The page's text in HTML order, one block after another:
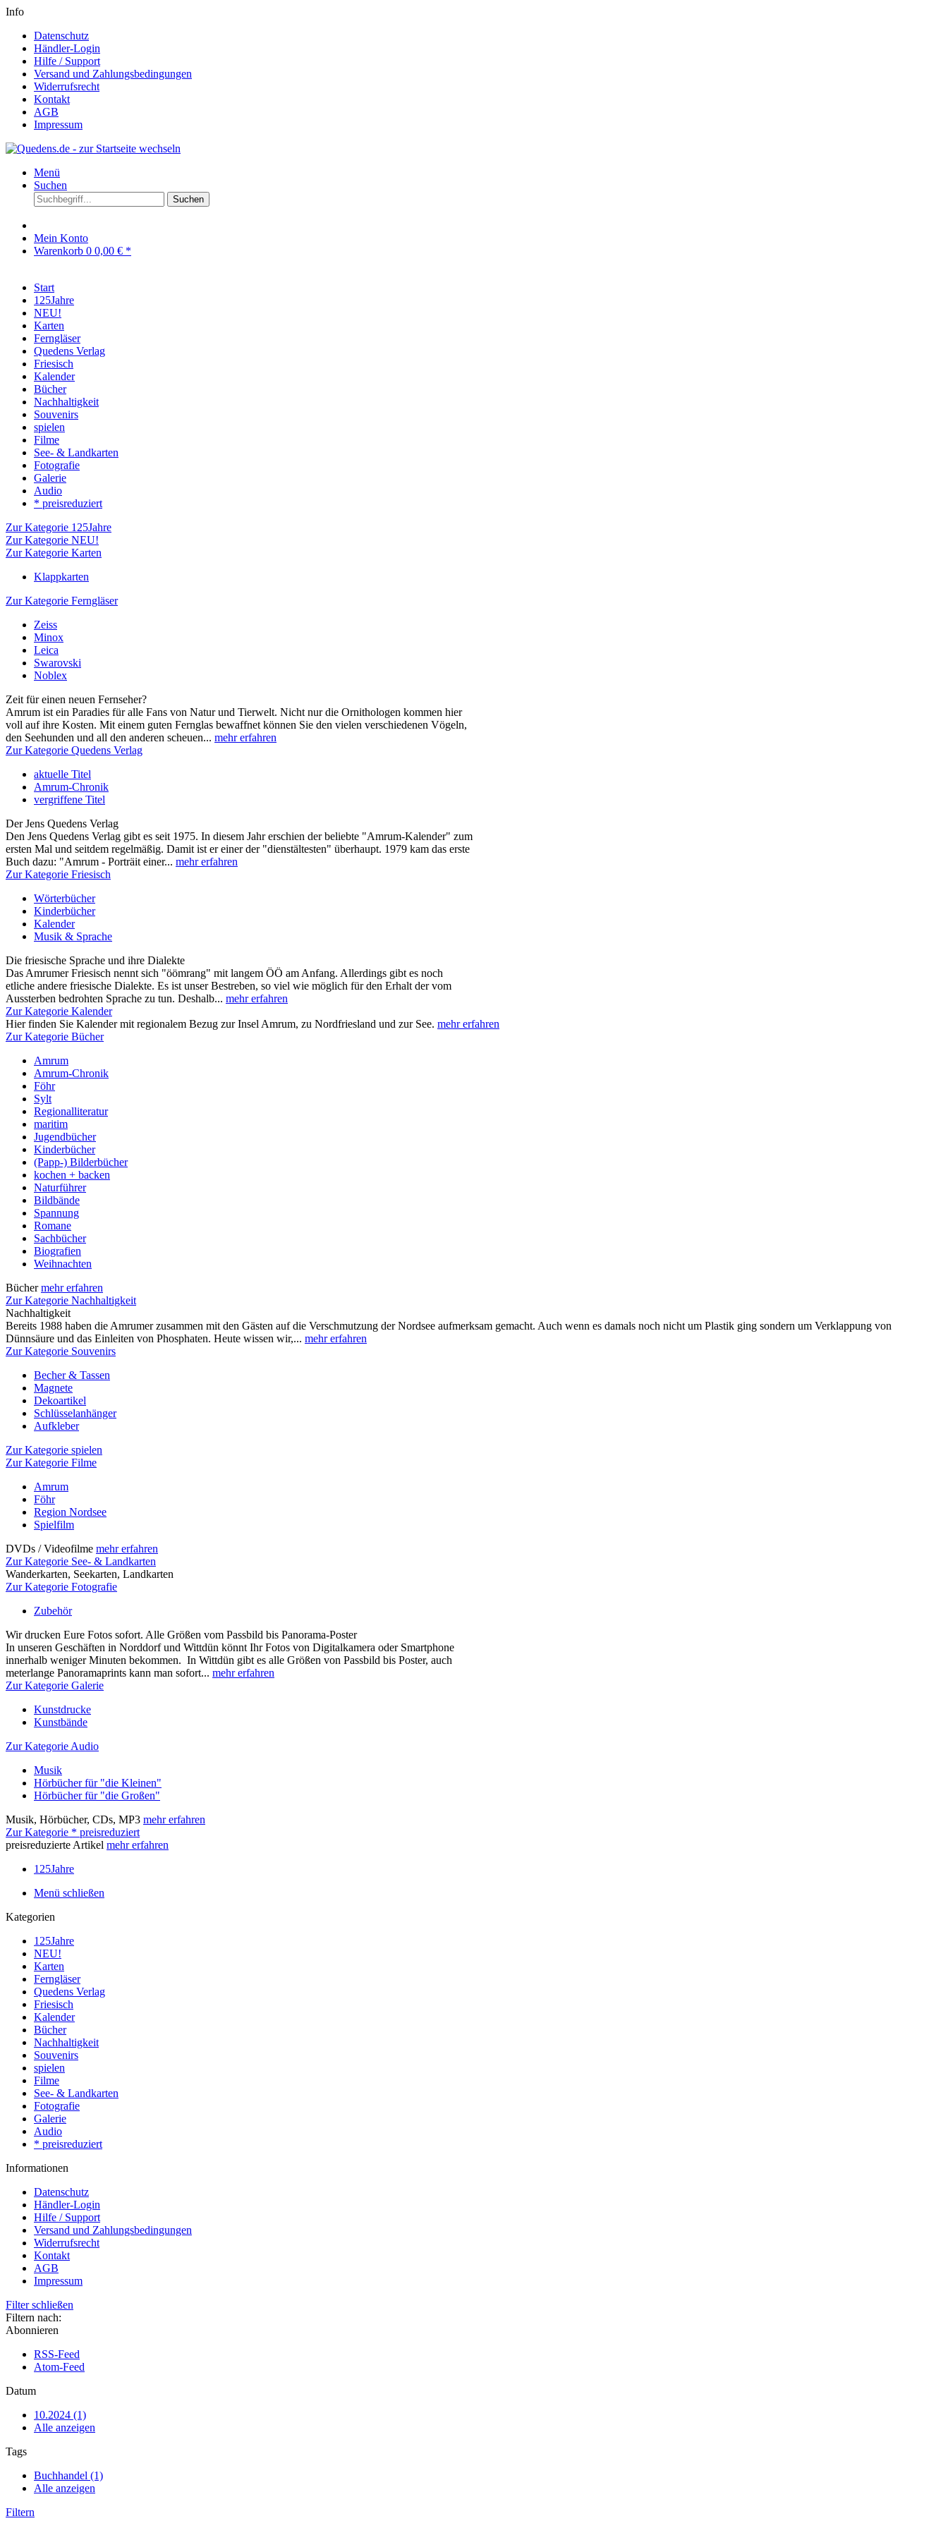
Info
Datenschutz
Händler-Login
Hilfe / Support
Versand und Zahlungsbedingungen
Widerrufsrecht
Kontakt
AGB
Impressum
Menü
Suchen
Suchen
Mein Konto
Warenkorb 0 0,00 € *
Start
125Jahre
NEU!
Karten
Ferngläser
Quedens Verlag
Friesisch
Kalender
Bücher
Nachhaltigkeit
Souvenirs
spielen
Filme
See- & Landkarten
Fotografie
Galerie
Audio
* preisreduziert
Zur Kategorie 125Jahre
Zur Kategorie NEU!
Zur Kategorie Karten
Klappkarten
Zur Kategorie Ferngläser
Zeiss
Minox
Leica
Swarovski
Noblex
Zeit für einen neuen Fernseher?
Amrum ist ein Paradies für alle Fans von Natur und Tierwelt. Nicht nur die Ornithologen kommen hier
voll auf ihre Kosten. Mit einem guten Fernglas bewaffnet können Sie den vielen verschiedenen Vögeln,
den Seehunden und all den anderen scheuen... mehr erfahren
Zur Kategorie Quedens Verlag
aktuelle Titel
Amrum-Chronik
vergriffene Titel
Der Jens Quedens Verlag
Den Jens Quedens Verlag gibt es seit 1975. In diesem Jahr erschien der beliebte "Amrum-Kalender" zum
ersten Mal und seitdem regelmäßig. Damit ist er einer der "dienstältesten" überhaupt. 1979 kam das erste
Buch dazu: "Amrum - Porträit einer... mehr erfahren
Zur Kategorie Friesisch
Wörterbücher
Kinderbücher
Kalender
Musik & Sprache
Die friesische Sprache und ihre Dialekte
Das Amrumer Friesisch nennt sich "öömrang" mit langem ÖÖ am Anfang. Allerdings gibt es noch
etliche andere friesische Dialekte. Es ist unser Bestreben, so viel wie möglich für den Erhalt der vom
Aussterben bedrohten Sprache zu tun. Deshalb... mehr erfahren
Zur Kategorie Kalender
Hier finden Sie Kalender mit regionalem Bezug zur Insel Amrum, zu Nordfriesland und zur See. mehr erfahren
Zur Kategorie Bücher
Amrum
Amrum-Chronik
Föhr
Sylt
Regionalliteratur
maritim
Jugendbücher
Kinderbücher
(Papp-) Bilderbücher
kochen + backen
Naturführer
Bildbände
Spannung
Romane
Sachbücher
Biografien
Weihnachten
Büchermehr erfahren
Zur Kategorie Nachhaltigkeit
Nachhaltigkeit
Bereits 1988 haben die Amrumer zusammen mit den Gästen auf die Verschmutzung der Nordsee aufmerksam gemacht. Auch wenn es damals noch nicht um Plastik ging sondern um Verklappung von
Dünnsäure und das Einleiten von Phosphaten. Heute wissen wir,... mehr erfahren
Zur Kategorie Souvenirs
Becher & Tassen
Magnete
Dekoartikel
Schlüsselanhänger
Aufkleber
Zur Kategorie spielen
Zur Kategorie Filme
Amrum
Föhr
Region Nordsee
Spielfilm
DVDs / Videofilme mehr erfahren
Zur Kategorie See- & Landkarten
Wanderkarten, Seekarten, Landkarten
Zur Kategorie Fotografie
Zubehör
Wir drucken Eure Fotos sofort. Alle Größen vom Passbild bis Panorama-Poster
In unseren Geschäften in Norddorf und Wittdün könnt Ihr Fotos von Digitalkamera oder Smartphone
innerhalb weniger Minuten bekommen. In Wittdün gibt es alle Größen von Passbild bis Poster, auch
meterlange Panoramaprints kann man sofort... mehr erfahren
Zur Kategorie Galerie
Kunstdrucke
Kunstbände
Zur Kategorie Audio
Musik
Hörbücher für "die Kleinen"
Hörbücher für "die Großen"
Musik, Hörbücher, CDs, MP3 mehr erfahren
Zur Kategorie * preisreduziert
preisreduzierte Artikel mehr erfahren
125Jahre
Menü schließen
Kategorien
125Jahre
NEU!
Karten
Ferngläser
Quedens Verlag
Friesisch
Kalender
Bücher
Nachhaltigkeit
Souvenirs
spielen
Filme
See- & Landkarten
Fotografie
Galerie
Audio
* preisreduziert
Informationen
Datenschutz
Händler-Login
Hilfe / Support
Versand und Zahlungsbedingungen
Widerrufsrecht
Kontakt
AGB
Impressum
Filter schließen
Filtern nach:
Abonnieren
RSS-Feed
Atom-Feed
Datum
10.2024 (1)
Alle anzeigen
Tags
Buchhandel (1)
Alle anzeigen
Filtern